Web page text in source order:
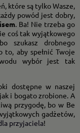
które są tylko Wasze,
powód jest dobry,
. Ba! Nie trzeba go
coś tak wyjątkowego
szukasz drobnego
to, aby spełnić Twoje
wybór jest tak
dostępne w naszej
i bogato zrobione. A
przygodę, bo w Be
gadżetów,
przyjaciela!